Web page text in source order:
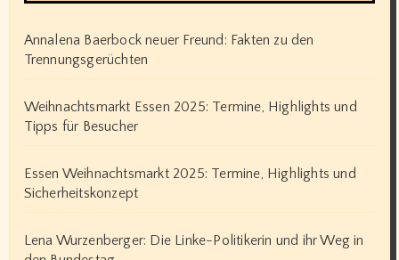
Annalena Baerbock neuer Freund: Fakten zu den
Trennungsgerüchten
Weihnachtsmarkt Essen 2025: Termine, Highlights und
Tipps für Besucher
Essen Weihnachtsmarkt 2025: Termine, Highlights und
Sicherheitskonzept
Lena Wurzenberger: Die Linke-Politikerin und ihr Weg in